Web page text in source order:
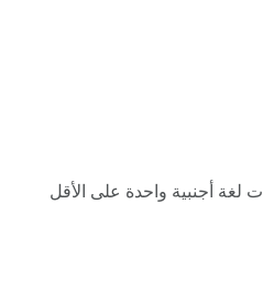
لغة أجنبية واحدة على الأقل